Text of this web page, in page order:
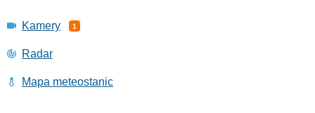
Kamery 1
Radar
Mapa meteostanic